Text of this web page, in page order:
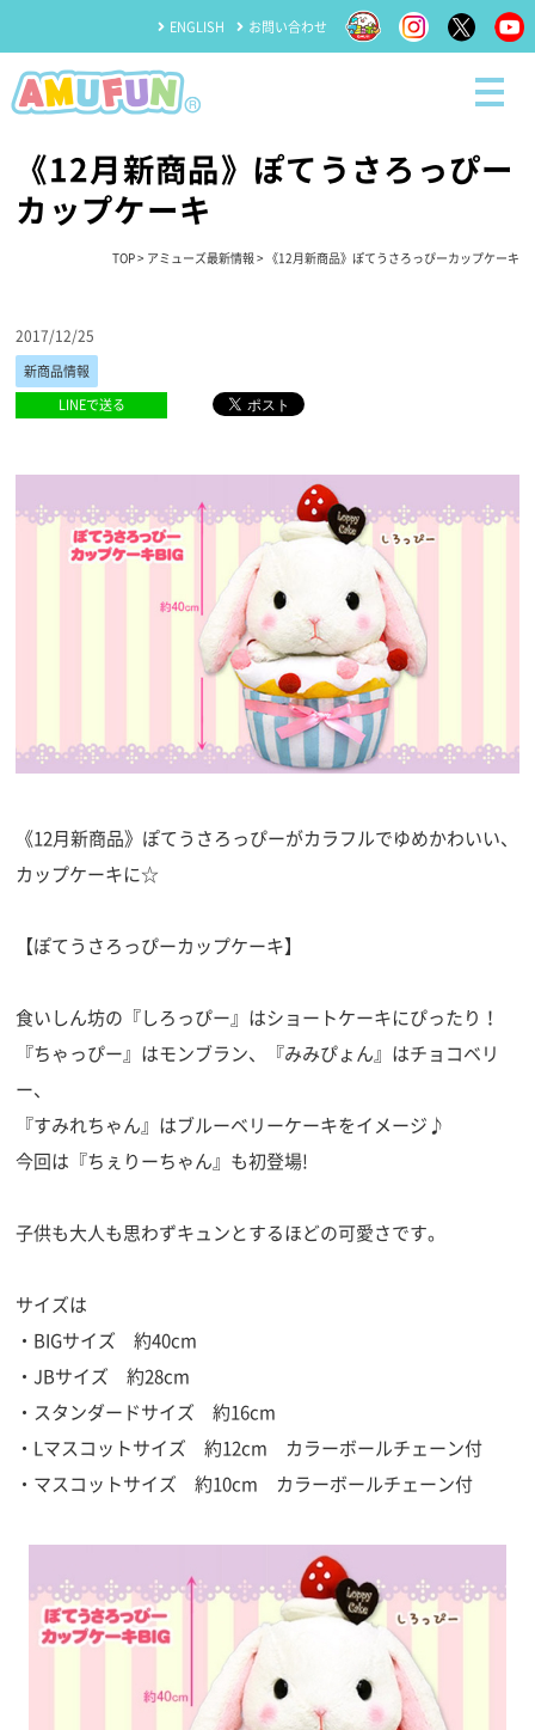
ENGLISH お問い合わせ
《12月新商品》ぽてうさろっぴー
カップケーキ
TOP> アミューズ最新情報> 《12月新商品》ぽてうさろっぴーカップケーキ
2017/12/25
新商品情報
LINEで送る
《12月新商品》ぽてうさろっぴーがカラフルでゆめかわいい、
カップケーキに☆
【ぽてうさろっぴーカップケーキ】
食いしん坊の『しろっぴー』はショートケーキにぴったり！
『ちゃっぴー』はモンブラン、『みみぴょん』はチョコベリ
ー、
『すみれちゃん』はブルーベリーケーキをイメージ♪
今回は『ちぇりーちゃん』も初登場!
子供も大人も思わずキュンとするほどの可愛さです。
サイズは
・BIGサイズ 約40cm
・JBサイズ 約28cm
・スタンダードサイズ 約16cm
・Lマスコットサイズ 約12cm カラーボールチェーン付
・マスコットサイズ 約10cm カラーボールチェーン付